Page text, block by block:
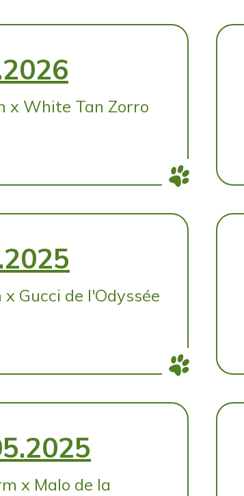
x White Tan Zorro
Gucci de l'Odyssée
x Malo de la